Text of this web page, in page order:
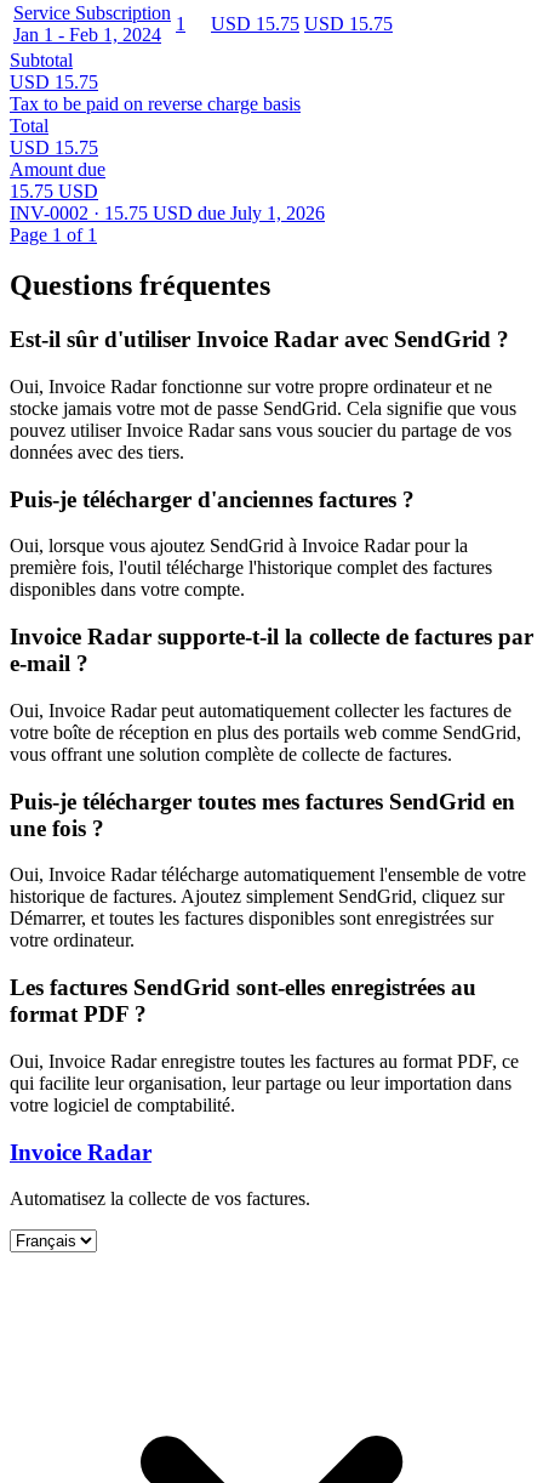
Service Subscription
Jan 1 - Feb 1, 2024
1 USD 15.75 USD 15.75
Subtotal
USD 15.75
Tax to be paid on reverse charge basis
Total
USD 15.75
Amount due
15.75 USD
INV-0002 · 15.75 USD due July 1, 2026
Page 1 of 1
Questions fréquentes
Est-il sûr d'utiliser Invoice Radar avec SendGrid ?
Oui, Invoice Radar fonctionne sur votre propre ordinateur et ne
stocke jamais votre mot de passe SendGrid. Cela signifie que vous
pouvez utiliser Invoice Radar sans vous soucier du partage de vos
données avec des tiers.
Puis-je télécharger d'anciennes factures ?
Oui, lorsque vous ajoutez SendGrid à Invoice Radar pour la
première fois, l'outil télécharge l'historique complet des factures
disponibles dans votre compte.
Invoice Radar supporte-t-il la collecte de factures par
e-mail ?
Oui, Invoice Radar peut automatiquement collecter les factures de
votre boîte de réception en plus des portails web comme SendGrid,
vous offrant une solution complète de collecte de factures.
Puis-je télécharger toutes mes factures SendGrid en
une fois ?
Oui, Invoice Radar télécharge automatiquement l'ensemble de votre
historique de factures. Ajoutez simplement SendGrid, cliquez sur
Démarrer, et toutes les factures disponibles sont enregistrées sur
votre ordinateur.
Les factures SendGrid sont-elles enregistrées au
format PDF ?
Oui, Invoice Radar enregistre toutes les factures au format PDF, ce
qui facilite leur organisation, leur partage ou leur importation dans
votre logiciel de comptabilité.
Invoice Radar
Automatisez la collecte de vos factures.